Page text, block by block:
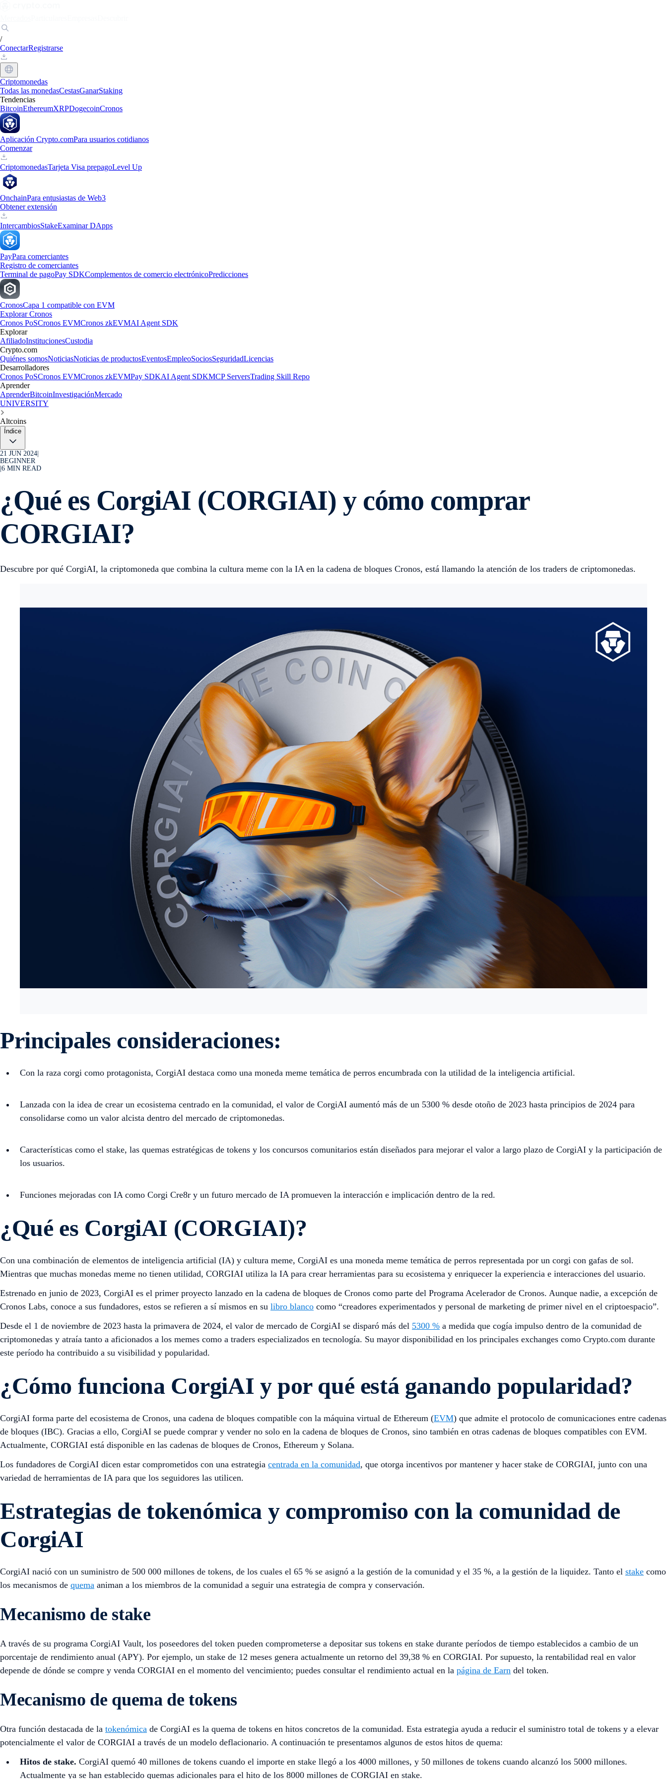
/
ConectarRegistrarse
Criptomonedas
Todas las monedasCestasGanarStaking
Tendencias
BitcoinEthereumXRPDogecoinCronos
Aplicación Crypto.comPara usuarios cotidianos
Comenzar
CriptomonedasTarjeta Visa prepagoLevel Up
OnchainPara entusiastas de Web3
Obtener extensión
IntercambiosStakeExaminar DApps
PayPara comerciantes
Registro de comerciantes
Terminal de pagoPay SDKComplementos de comercio electrónicoPredicciones
CronosCapa 1 compatible con EVM
Explorar Cronos
Cronos PoSCronos EVMCronos zkEVMAI Agent SDK
Explorar
AfiliadoInstitucionesCustodia
Crypto.com
Quiénes somosNoticiasNoticias de productosEventosEmpleoSociosSeguridadLicencias
Desarrolladores
Cronos PoSCronos EVMCronos zkEVMPay SDKAI Agent SDKMCP ServersTrading Skill Repo
Aprender
AprenderBitcoinInvestigaciónMercado
UNIVERSITY
Altcoins
Índice
21 JUN 2024
BEGINNER
6 MIN READ
¿Qué es CorgiAI (CORGIAI) y cómo comprar
CORGIAI?
Descubre por qué CorgiAI, la criptomoneda que combina la cultura meme con la IA en la cadena de bloques Cronos, está llamando la atención de los traders de criptomonedas.
Principales consideraciones:
Con la raza corgi como protagonista, CorgiAI destaca como una moneda meme temática de perros encumbrada con la utilidad de la inteligencia artificial.
Lanzada con la idea de crear un ecosistema centrado en la comunidad, el valor de CorgiAI aumentó más de un 5300 % desde otoño de 2023 hasta principios de 2024 para
consolidarse como un valor alcista dentro del mercado de criptomonedas.
Características como el stake, las quemas estratégicas de tokens y los concursos comunitarios están diseñados para mejorar el valor a largo plazo de CorgiAI y la participación de
los usuarios.
Funciones mejoradas con IA como Corgi Cre8r y un futuro mercado de IA promueven la interacción e implicación dentro de la red.
¿Qué es CorgiAI (CORGIAI)?
Con una combinación de elementos de inteligencia artificial (IA) y cultura meme, CorgiAI es una moneda meme temática de perros representada por un corgi con gafas de sol.
Mientras que muchas monedas meme no tienen utilidad, CORGIAI utiliza la IA para crear herramientas para su ecosistema y enriquecer la experiencia e interacciones del usuario.
Estrenado en junio de 2023, CorgiAI es el primer proyecto lanzado en la cadena de bloques de Cronos como parte del Programa Acelerador de Cronos. Aunque nadie, a excepción de
Cronos Labs, conoce a sus fundadores, estos se refieren a sí mismos en su libro blanco como “creadores experimentados y personal de marketing de primer nivel en el criptoespacio”.
Desde el 1 de noviembre de 2023 hasta la primavera de 2024, el valor de mercado de CorgiAI se disparó más del 5300 % a medida que cogía impulso dentro de la comunidad de
criptomonedas y atraía tanto a aficionados a los memes como a traders especializados en tecnología. Su mayor disponibilidad en los principales exchanges como Crypto.com durante
este período ha contribuido a su visibilidad y popularidad.
¿Cómo funciona CorgiAI y por qué está ganando popularidad?
CorgiAI forma parte del ecosistema de Cronos, una cadena de bloques compatible con la máquina virtual de Ethereum (EVM) que admite el protocolo de comunicaciones entre cadenas
de bloques (IBC). Gracias a ello, CorgiAI se puede comprar y vender no solo en la cadena de bloques de Cronos, sino también en otras cadenas de bloques compatibles con EVM.
Actualmente, CORGIAI está disponible en las cadenas de bloques de Cronos, Ethereum y Solana.
Los fundadores de CorgiAI dicen estar comprometidos con una estrategia centrada en la comunidad, que otorga incentivos por mantener y hacer stake de CORGIAI, junto con una
variedad de herramientas de IA para que los seguidores las utilicen.
Estrategias de tokenómica y compromiso con la comunidad de
CorgiAI
CorgiAI nació con un suministro de 500 000 millones de tokens, de los cuales el 65 % se asignó a la gestión de la comunidad y el 35 %, a la gestión de la liquidez. Tanto el stake como
los mecanismos de quema animan a los miembros de la comunidad a seguir una estrategia de compra y conservación.
Mecanismo de stake
A través de su programa CorgiAI Vault, los poseedores del token pueden comprometerse a depositar sus tokens en stake durante períodos de tiempo establecidos a cambio de un
porcentaje de rendimiento anual (APY). Por ejemplo, un stake de 12 meses genera actualmente un retorno del 39,38 % en CORGIAI. Por supuesto, la rentabilidad real en valor
depende de dónde se compre y venda CORGIAI en el momento del vencimiento; puedes consultar el rendimiento actual en la página de Earn del token.
Mecanismo de quema de tokens
Otra función destacada de la tokenómica de CorgiAI es la quema de tokens en hitos concretos de la comunidad. Esta estrategia ayuda a reducir el suministro total de tokens y a elevar
potencialmente el valor de CORGIAI a través de un modelo deflacionario. A continuación te presentamos algunos de estos hitos de quema:
Hitos de stake. CorgiAI quemó 40 millones de tokens cuando el importe en stake llegó a los 4000 millones, y 50 millones de tokens cuando alcanzó los 5000 millones.
Actualmente ya se han establecido quemas adicionales para el hito de los 8000 millones de CORGIAI en stake.